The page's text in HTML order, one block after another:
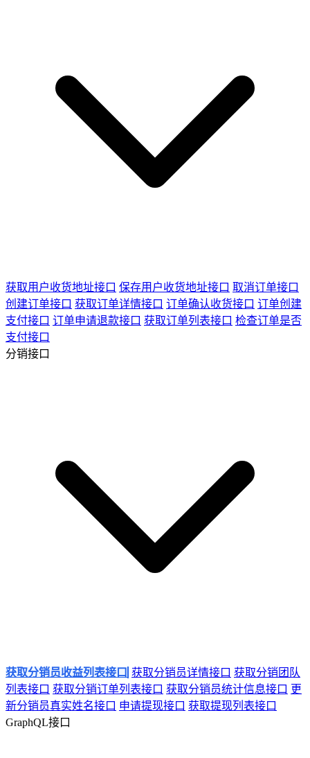
获取用户收货地址接口 保存用户收货地址接口 取消订单接口
创建订单接口 获取订单详情接口 订单确认收货接口 订单创建
支付接口 订单申请退款接口 获取订单列表接口 检查订单是否
支付接口
分销接口
获取分销员收益列表接口 获取分销员详情接口 获取分销团队
列表接口 获取分销订单列表接口 获取分销员统计信息接口 更
新分销员真实姓名接口 申请提现接口 获取提现列表接口
GraphQL接口